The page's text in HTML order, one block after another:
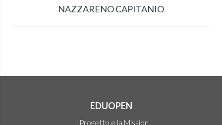
NAZZARENO CAPITANIO
EDUOPEN
Il Progetto e la Mission